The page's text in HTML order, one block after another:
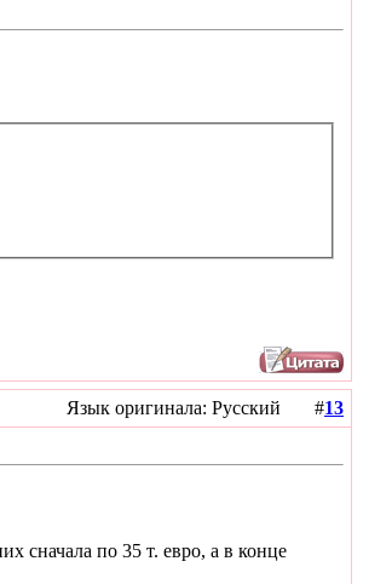
Язык оригинала: Русский #13
сначала по 35 т. евро, а в конце